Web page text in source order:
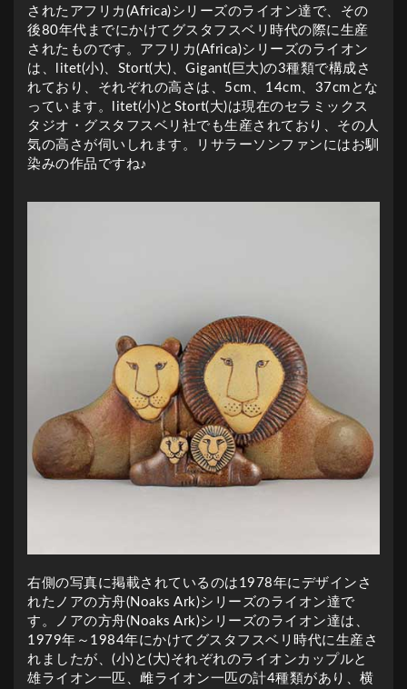
されたアフリカ(Africa)シリーズのライオン達で、その
後80年代までにかけてグスタフスベリ時代の際に生産
されたものです。アフリカ(Africa)シリーズのライオン
は、litet(小)、Stort(大)、Gigant(巨大)の3種類で構成さ
れており、それぞれの高さは、5cm、14cm、37cmとな
っています。litet(小)とStort(大)は現在のセラミックス
タジオ・グスタフスベリ社でも生産されており、その人
気の高さが伺いしれます。リサラーソンファンにはお馴
染みの作品ですね♪
右側の写真に掲載されているのは1978年にデザインさ
れたノアの方舟(Noaks Ark)シリーズのライオン達で
す。ノアの方舟(Noaks Ark)シリーズのライオン達は、
1979年～1984年にかけてグスタフスベリ時代に生産さ
れましたが、(小)と(大)それぞれのライオンカップルと
雄ライオン一匹、雌ライオン一匹の計4種類があり、横